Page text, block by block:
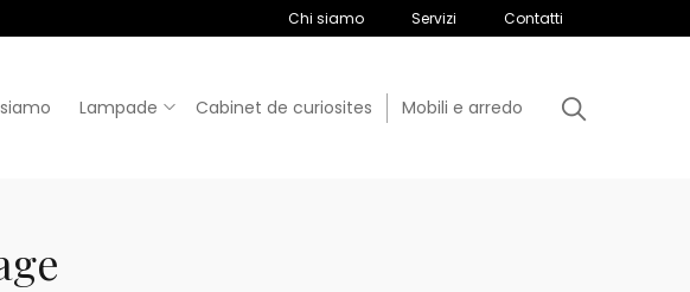
Chi siamo Servizi Contatti
Lampade Cabinet de curiosites Mobili e arredo